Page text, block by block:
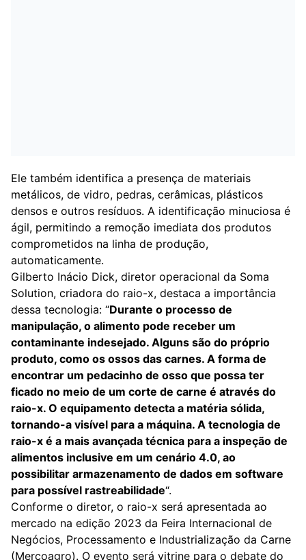
Ele também identifica a presença de materiais
metálicos, de vidro, pedras, cerâmicas, plásticos
densos e outros resíduos. A identificação minuciosa é
ágil, permitindo a remoção imediata dos produtos
comprometidos na linha de produção,
automaticamente.
Gilberto Inácio Dick, diretor operacional da Soma
Solution, criadora do raio-x, destaca a importância
dessa tecnologia: “Durante o processo de
manipulação, o alimento pode receber um
contaminante indesejado. Alguns são do próprio
produto, como os ossos das carnes. A forma de
encontrar um pedacinho de osso que possa ter
ficado no meio de um corte de carne é através do
raio-x. O equipamento detecta a matéria sólida,
tornando-a visível para a máquina. A tecnologia de
raio-x é a mais avançada técnica para a inspeção de
alimentos inclusive em um cenário 4.0, ao
possibilitar armazenamento de dados em software
para possível rastreabilidade“.
Conforme o diretor, o raio-x será apresentada ao
mercado na edição 2023 da Feira Internacional de
Negócios, Processamento e Industrialização da Carne
(Mercoagro). O evento será vitrine para o debate do